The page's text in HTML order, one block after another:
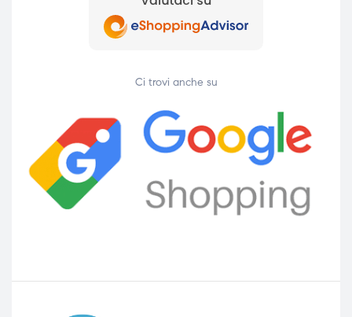
Ci trovi anche su